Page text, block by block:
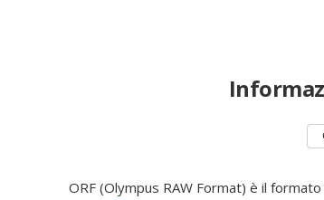
ORF (Olympus RAW Format) è il